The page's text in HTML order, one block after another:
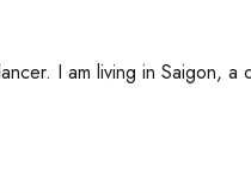
I am living in Saigon,